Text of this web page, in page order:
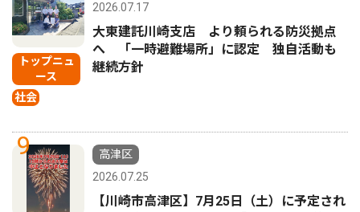
トップニュ
ース
社会
2026.07.17
大東建託川崎支店 より頼られる防災拠点
へ 「一時避難場所」に認定 独自活動も
継続方針
9
高津区
2026.07.25
【川崎市高津区】7月25日（土）に予定され